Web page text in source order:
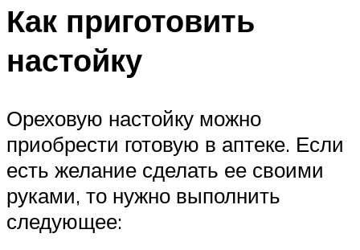
Как приготовить
настойку
Ореховую настойку можно
приобрести готовую в аптеке. Если
есть желание сделать ее своими
руками, то нужно выполнить
следующее: